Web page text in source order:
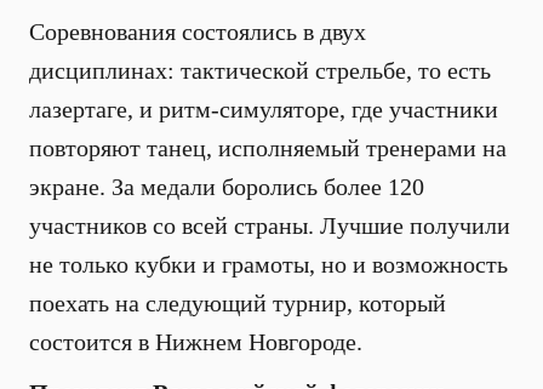
Соревнования состоялись в двух
дисциплинах: тактической стрельбе, то есть
лазертаге, и ритм-симуляторе, где участники
повторяют танец, исполняемый тренерами на
экране. За медали боролись более 120
участников со всей страны. Лучшие получили
не только кубки и грамоты, но и возможность
поехать на следующий турнир, который
состоится в Нижнем Новгороде.